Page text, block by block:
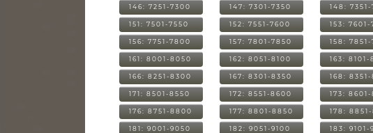
146: 7251-7300 147: 7301-7350 148: 7351-
151: 7501-7550 152: 7551-7600 153: 7601-
156: 7751-7800 157: 7801-7850 158: 7851-
161: 8001-8050 162: 8051-8100 163: 8101-
166: 8251-8300 167: 8301-8350 168:
171: 8501-8550 172: 8551-8600 173: 8601-
176: 8751-8800 177: 8801-8850 178:
181: 9001-9050 182: 9051-9100 183: 9101-